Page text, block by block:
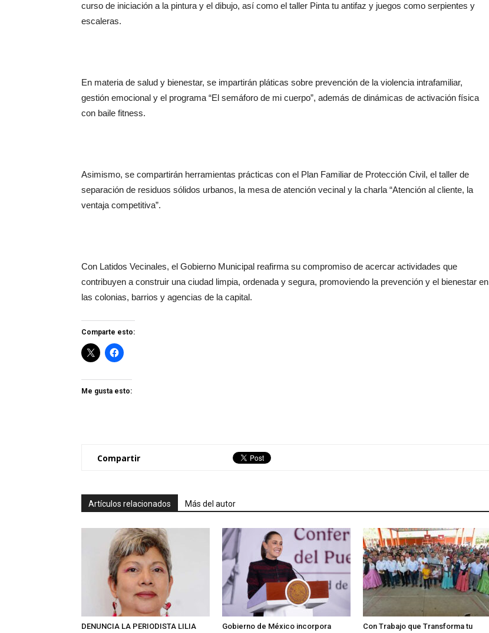
curso de iniciación a la pintura y el dibujo, así como el taller Pinta tu antifaz y juegos como serpientes y
escaleras.
En materia de salud y bienestar, se impartirán pláticas sobre prevención de la violencia intrafamiliar,
gestión emocional y el programa “El semáforo de mi cuerpo”, además de dinámicas de activación física
con baile fitness.
Asimismo, se compartirán herramientas prácticas con el Plan Familiar de Protección Civil, el taller de
separación de residuos sólidos urbanos, la mesa de atención vecinal y la charla “Atención al cliente, la
ventaja competitiva”.
Con Latidos Vecinales, el Gobierno Municipal reafirma su compromiso de acercar actividades que
contribuyen a construir una ciudad limpia, ordenada y segura, promoviendo la prevención y el bienestar en
las colonias, barrios y agencias de la capital.
Comparte esto:
Me gusta esto:
Compartir
Artículos relacionados Más del autor
DENUNCIA LA PERIODISTA LILIA Gobierno de México incorpora Con Trabajo que Transforma tu